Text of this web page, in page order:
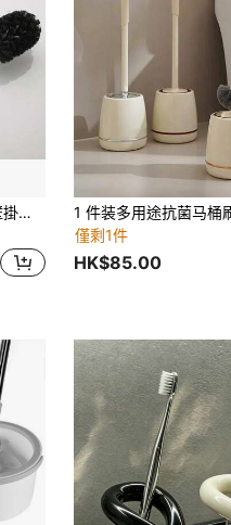
1個時尚黑色方形馬桶刷附壁掛式支架 - 地面與牆面雙用，含手柄 - 適合現代浴室
僅剩1件
HK$85.00